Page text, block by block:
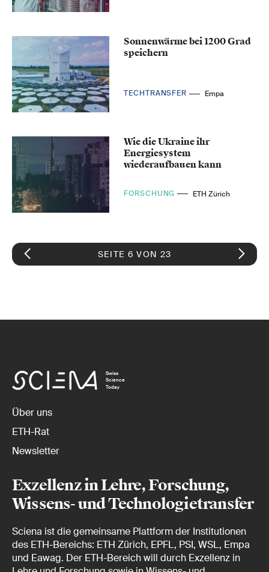
Sonnenwärme bei 1200 Grad
speichern
TECHTRANSFER Empa
Wie die Ukraine ihr
Energiesystem
wiederaufbauen kann
FORSCHUNG ETH Zürich
SEITE 6 VON 23
Swiss
Science
Today
Über uns
ETH-Rat
Newsletter
Exzellenz in Lehre, Forschung,
Wissens- und Technologietransfer
Sciena ist die gemeinsame Plattform der Institutionen
des ETH-Bereichs: ETH Zürich, EPFL, PSI, WSL, Empa
und Eawag. Der ETH-Bereich will durch Exzellenz in